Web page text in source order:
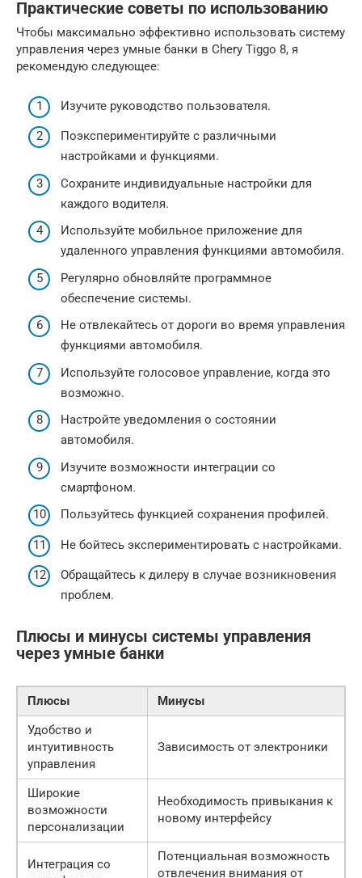
Практические советы по использованию
Чтобы максимально эффективно использовать систему
управления через умные банки в Chery Tiggo 8, я
рекомендую следующее:
Изучите руководство пользователя.
Поэкспериментируйте с различными
настройками и функциями.
Сохраните индивидуальные настройки для
каждого водителя.
Используйте мобильное приложение для
удаленного управления функциями автомобиля.
Регулярно обновляйте программное
обеспечение системы.
Не отвлекайтесь от дороги во время управления
функциями автомобиля.
Используйте голосовое управление, когда это
возможно.
Настройте уведомления о состоянии
автомобиля.
Изучите возможности интеграции со
смартфоном.
Пользуйтесь функцией сохранения профилей.
Не бойтесь экспериментировать с настройками.
Обращайтесь к дилеру в случае возникновения
проблем.
Плюсы и минусы системы управления
через умные банки
Плюсы
Минусы
Удобство и
интуитивность
управления
Зависимость от электроники
Широкие
возможности
персонализации
Необходимость привыкания к
новому интерфейсу
Интеграция со
Потенциальная возможность
отвлечения внимания от